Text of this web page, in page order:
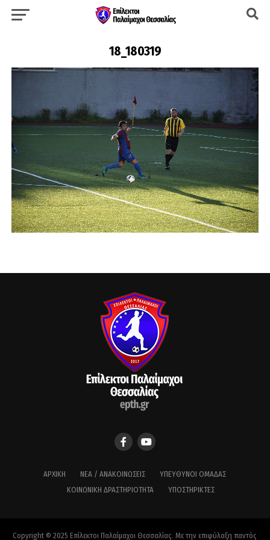
18_180319
ΑΡΧΙΚΉ ΝΈΑ / ΑΝΑΚΟΙΝΏΣΕΙΣ
ΥΠΕΎΘΥΝΟΙ ΟΜΆΔΑΣ
ΚΟΙΝΩΝΙΚΉ ΔΡΑΣΤΗΡΙΌΤΗΤΑ
ΥΠΟΣΤΗΡΙΚΤΈΣ
Copyright © 2025 Επίλεκτοι Παλαίμαχοι Θεσσαλίας. Με την επιφύλαξη παντός